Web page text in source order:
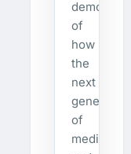
of
how
the
next
generation
of
media